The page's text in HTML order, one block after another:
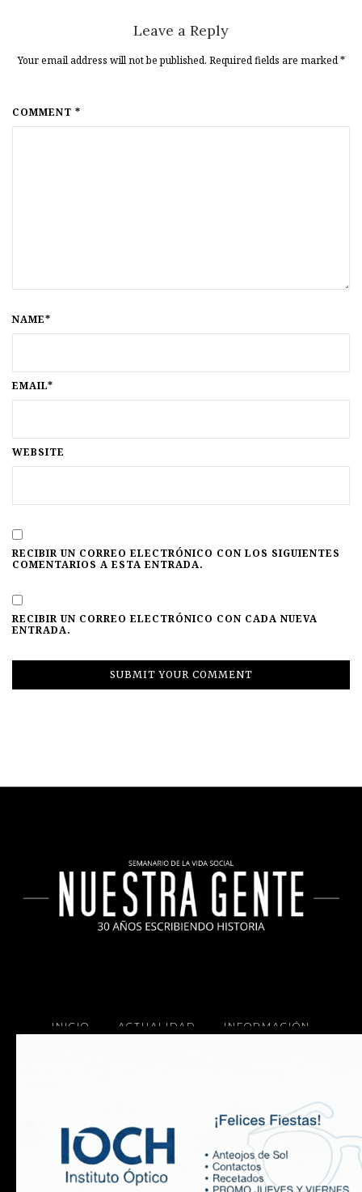
Leave a Reply
Your email address will not be published. Required fields are marked*
COMMENT *
NAME*
EMAIL*
WEBSITE
RECIBIR UN CORREO ELECTRÓNICO CON LOS SIGUIENTES
COMENTARIOS A ESTA ENTRADA.
RECIBIR UN CORREO ELECTRÓNICO CON CADA NUEVA
ENTRADA.
INICIO ACTUALIDAD INFORMACIÓN
Copyright 2025 Nuestra Gente.